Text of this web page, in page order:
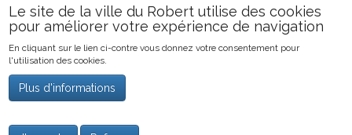
Le site de la ville du Robert utilise des cookies
pour améliorer votre expérience de navigation
En cliquant sur le lien ci-contre vous donnez votre consentement pour
l'utilisation des cookies.
Plus d'informations
Les équipements sportifs
Les aménagements municipaux
Les activités
©2019Ville du Robert